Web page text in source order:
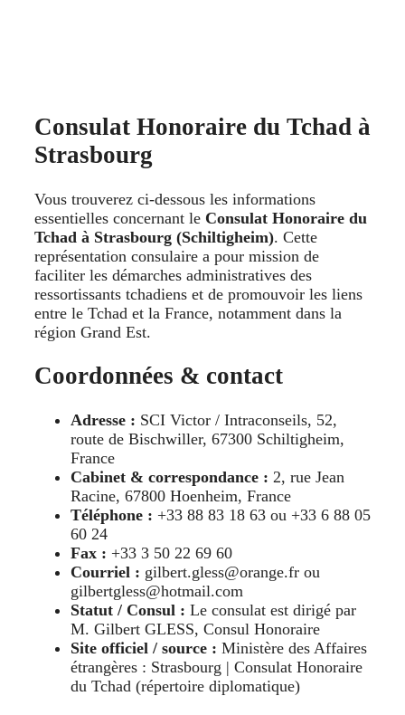
Consulat Honoraire du Tchad à
Strasbourg
Vous trouverez ci-dessous les informations
essentielles concernant le Consulat Honoraire du
Tchad à Strasbourg (Schiltigheim). Cette
représentation consulaire a pour mission de
faciliter les démarches administratives des
ressortissants tchadiens et de promouvoir les liens
entre le Tchad et la France, notamment dans la
région Grand Est.
Coordonnées & contact
Adresse : SCI Victor / Intraconseils, 52,
route de Bischwiller, 67300 Schiltigheim,
France
Cabinet & correspondance : 2, rue Jean
Racine, 67800 Hoenheim, France
Téléphone : +33 88 83 18 63 ou +33 6 88 05
60 24
Fax : +33 3 50 22 69 60
Courriel : gilbert.gless@orange.fr ou
gilbertgless@hotmail.com
Statut / Consul : Le consulat est dirigé par
M. Gilbert GLESS, Consul Honoraire
Site officiel / source : Ministère des Affaires
étrangères : Strasbourg | Consulat Honoraire
du Tchad (répertoire diplomatique)